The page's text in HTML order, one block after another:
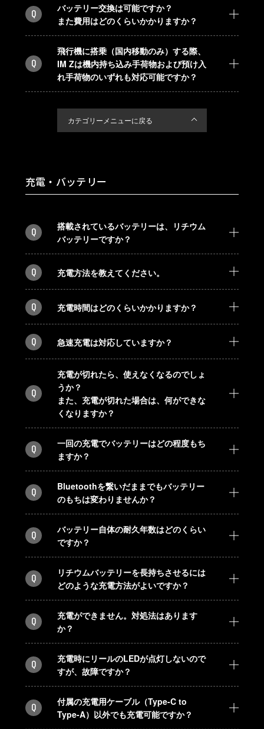
Q
バッテリー交換は可能ですか？
また費用はどのくらいかかりますか？
Q
飛行機に搭乗（国内移動のみ）する際、
IM Zは機内持ち込み手荷物および預け入
れ手荷物のいずれも対応可能ですか？
カテゴリーメニューに戻る
充電・バッテリー
Q
搭載されているバッテリーは、リチウム
バッテリーですか？
Q 充電方法を教えてください。
Q 充電時間はどのくらいかかりますか？
Q 急速充電は対応していますか？
Q
充電が切れたら、使えなくなるのでしょ
うか？
また、充電が切れた場合は、何ができな
くなりますか？
Q
一回の充電でバッテリーはどの程度もち
ますか？
Q
Bluetoothを繋いだままでもバッテリー
のもちは変わりませんか？
Q
バッテリー自体の耐久年数はどのくらい
ですか？
Q
リチウムバッテリーを長持ちさせるには
どのような充電方法がよいですか？
Q
充電ができません。対処法はあります
か？
Q
充電時にリールのLEDが点灯しないので
すが、故障ですか？
Q
付属の充電用ケーブル（Type-C to
Type-A）以外でも充電可能ですか？